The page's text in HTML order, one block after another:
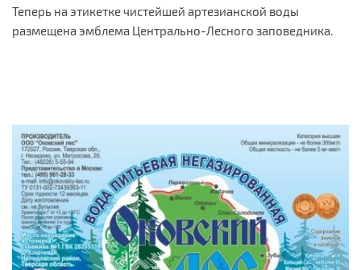
Теперь на этикетке чистейшей артезианской воды
размещена эмблема Центрально-Лесного заповедника.